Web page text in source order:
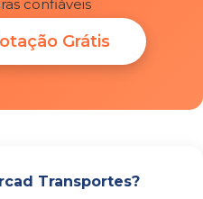
confiáveis
Grátis
Transportes?